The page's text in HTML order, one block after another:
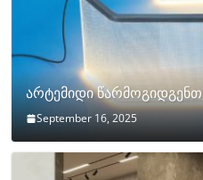
არტემიდი წარმოგიდგენთ
September 16, 2025